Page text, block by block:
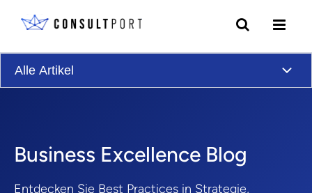
Alle Artikel
Business Excellence Blog
Entdecken Sie Best Practices in Strategie,